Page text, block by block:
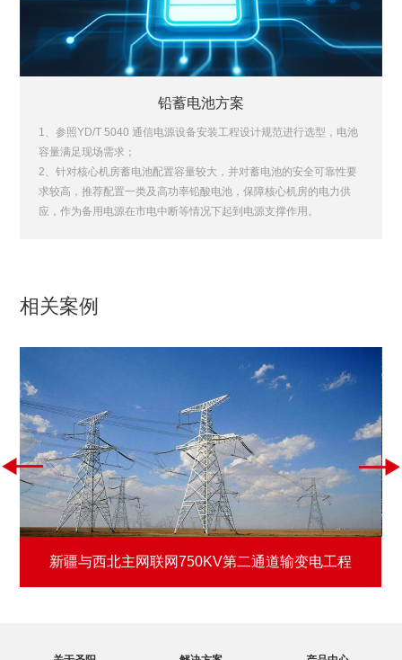
铅蓄电池方案
1、参照YD/T 5040 通信电源设备安装工程设计规范进行选型，电池
容量满足现场需求；
2、针对核心机房蓄电池配置容量较大，并对蓄电池的安全可靠性要
求较高，推荐配置一类及高功率铅酸电池，保障核心机房的电力供
应，作为备用电源在市电中断等情况下起到电源支撑作用。
相关案例
新疆与西北主网联网750KV第二通道输变电工程
 